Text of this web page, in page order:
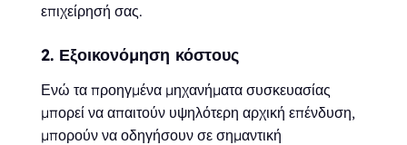
επιχείρησή σας.
2. Εξοικονόμηση κόστους
Ενώ τα προηγμένα μηχανήματα συσκευασίας
μπορεί να απαιτούν υψηλότερη αρχική επένδυση,
μπορούν να οδηγήσουν σε σημαντική